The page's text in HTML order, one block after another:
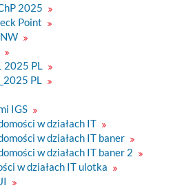
2025
Point
2025 PL
PL
IGS
w działach IT
w działach IT baner
w działach IT baner 2
w działach IT ulotka